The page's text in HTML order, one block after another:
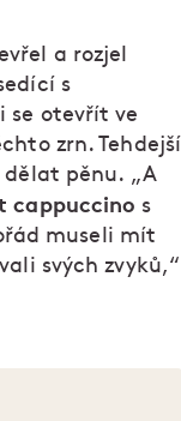
a rozjel
s
se otevřít ve
zrn. Tehdejší
pěnu. „A
cappuccino s
museli mít
svých zvyků,“